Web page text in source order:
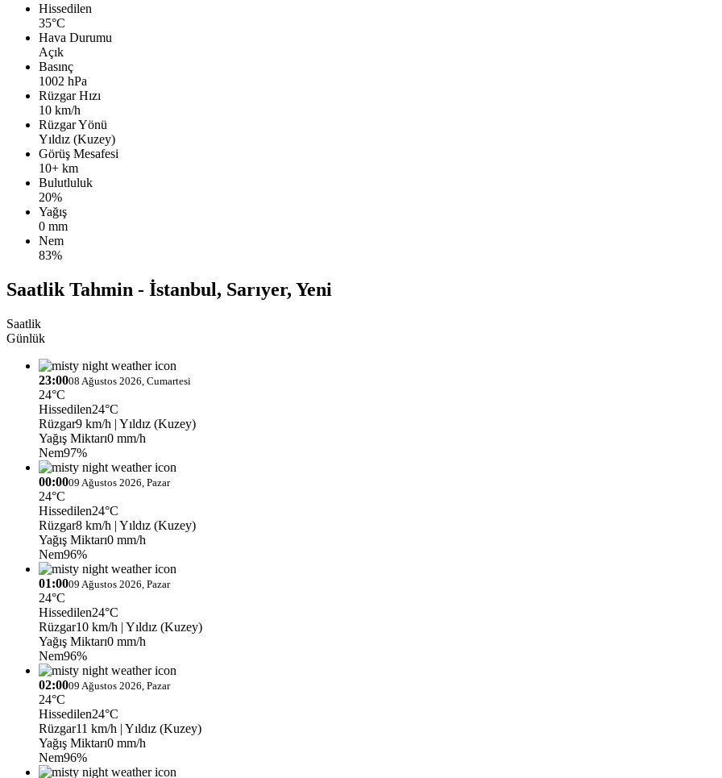
Hissedilen
35°C
Hava Durumu
Açık
Basınç
1002 hPa
Rüzgar Hızı
10 km/h
Rüzgar Yönü
Yıldız (Kuzey)
Görüş Mesafesi
10+ km
Bulutluluk
20%
Yağış
0 mm
Nem
83%
Saatlik Tahmin - İstanbul, Sarıyer, Yeni
Saatlik
Günlük
23:0008 Ağustos 2026, Cumartesi
24°C
Hissedilen24°C
Rüzgar9 km/h | Yıldız (Kuzey)
Yağış Miktarı0 mm/h
Nem97%
00:0009 Ağustos 2026, Pazar
24°C
Hissedilen24°C
Rüzgar8 km/h | Yıldız (Kuzey)
Yağış Miktarı0 mm/h
Nem96%
01:0009 Ağustos 2026, Pazar
24°C
Hissedilen24°C
Rüzgar10 km/h | Yıldız (Kuzey)
Yağış Miktarı0 mm/h
Nem96%
02:0009 Ağustos 2026, Pazar
24°C
Hissedilen24°C
Rüzgar11 km/h | Yıldız (Kuzey)
Yağış Miktarı0 mm/h
Nem96%